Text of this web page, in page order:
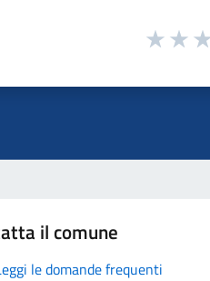
il comune
le domande frequenti